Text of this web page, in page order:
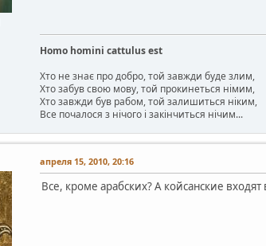
Homo homini cattulus est
Хто не знає про добро, той завжди буде злим,
Хто забув свою мову, той прокинеться німим,
Хто завжди був рабом, той залишиться ніким,
Все почалося з нічого і закінчиться нічим...
апреля 15, 2010, 20:16
Все, кроме арабских? А койсанские входят